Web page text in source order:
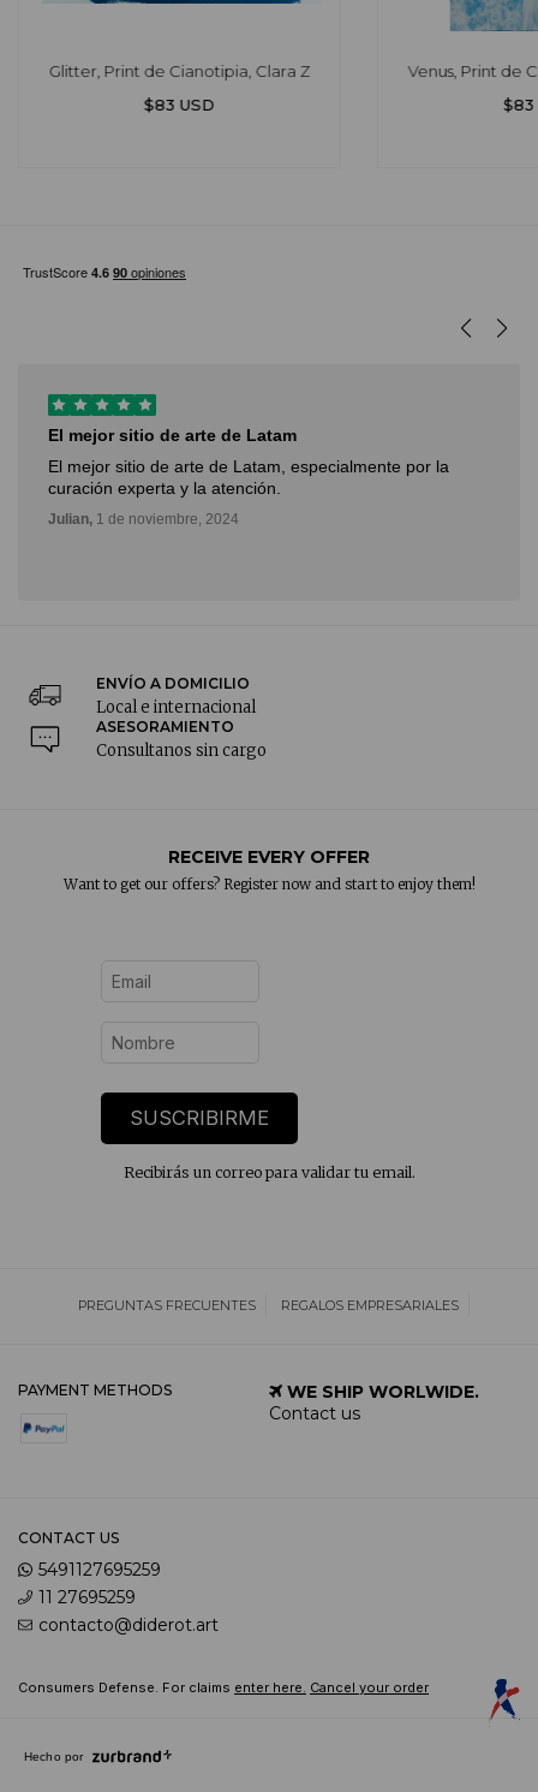
Glitter, Print de Cianotipia, Clara Z
$83 USD
Venus, Print de
$83
El mejor sitio de arte de Latam
El mejor sitio de arte de Latam, especialmente por la
curación experta y la atención.
Julian, 1 de noviembre, 2024
ENVÍO A DOMICILIO
Local e internacional
ASESORAMIENTO
Consultanos sin cargo
RECEIVE EVERY OFFER
Want to get our offers? Register now and start to enjoy them!
SUSCRIBIRME
Recibirás un correo para validar tu email.
PREGUNTAS FRECUENTES REGALOS EMPRESARIALES
PAYMENT METHODS
WE SHIP WORLWIDE.
Contact us
CONTACT US
5491127695259
11 27695259
contacto@diderot.art
Consumers Defense. For claims enter here. Cancel your order
Hecho por